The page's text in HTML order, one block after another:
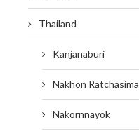
Thailand
Kanjanaburi
Nakhon Ratchasima
Nakornnayok